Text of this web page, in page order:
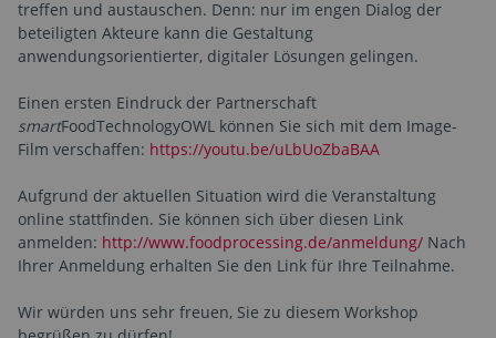
treffen und austauschen. Denn: nur im engen Dialog der
beteiligten Akteure kann die Gestaltung
anwendungsorientierter, digitaler Lösungen gelingen.
Einen ersten Eindruck der Partnerschaft
smartFoodTechnologyOWL können Sie sich mit dem Image-
Film verschaffen: https://youtu.be/uLbUoZbaBAA
Aufgrund der aktuellen Situation wird die Veranstaltung
online stattfinden. Sie können sich über diesen Link
anmelden: http://www.foodprocessing.de/anmeldung/ Nach
Ihrer Anmeldung erhalten Sie den Link für Ihre Teilnahme.
Wir würden uns sehr freuen, Sie zu diesem Workshop